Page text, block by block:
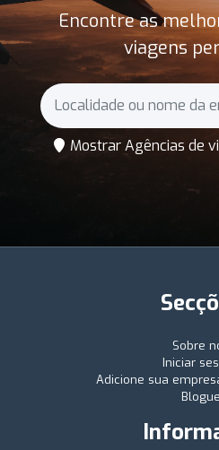
Encontre as
viagens
Mostrar Agências de
Sobre
Iniciar
Adicione sua
Blogue